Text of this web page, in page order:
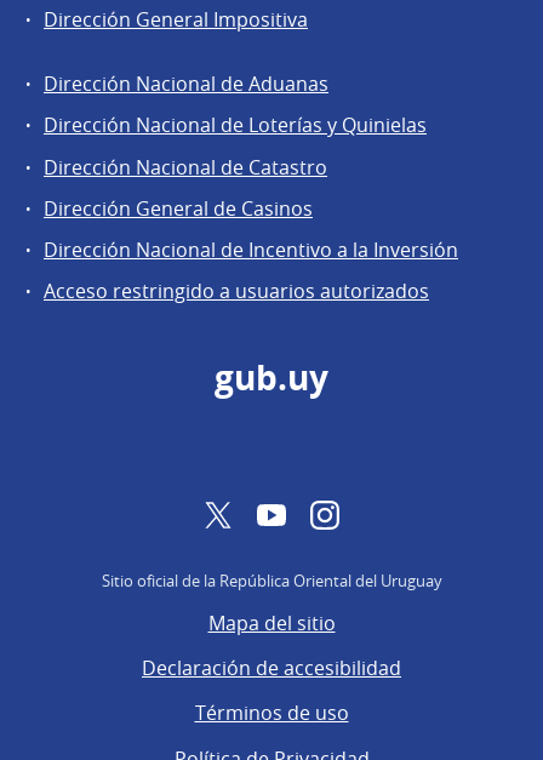
Dirección General Impositiva
Áreas
de
la
Dirección
General
de
Secretaría
Dirección Nacional de Aduanas
Dirección Nacional de Loterías y Quinielas
Dirección Nacional de Catastro
Dirección General de Casinos
Dirección Nacional de Incentivo a la Inversión
Acceso restringido a usuarios autorizados
gub.uy
TwitterYouTubeInstagram
Sitio oficial de la República Oriental del Uruguay
Mapa del sitio
Declaración de accesibilidad
Términos de uso